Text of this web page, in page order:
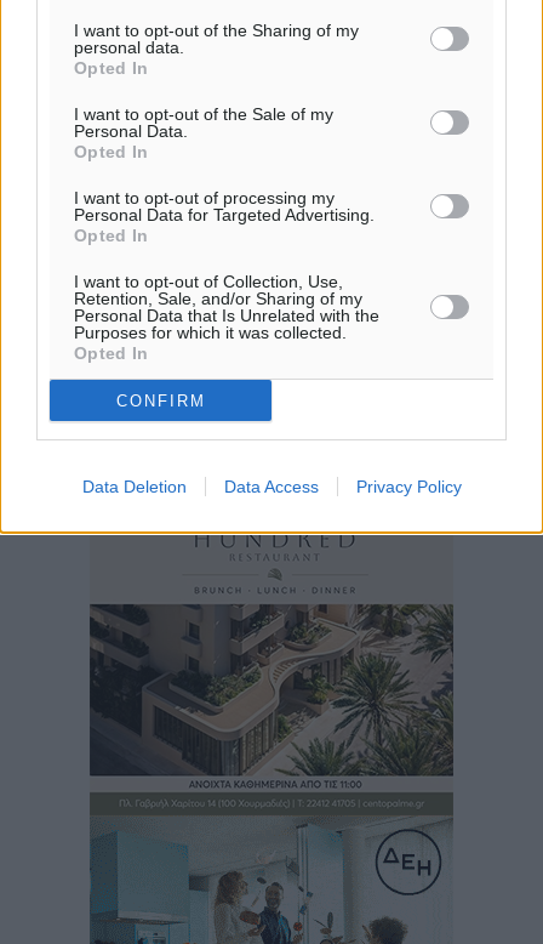
I want to opt-out of the Sharing of my
personal data.
Opted In
I want to opt-out of the Sale of my
Personal Data.
Opted In
I want to opt-out of processing my
Personal Data for Targeted Advertising.
Opted In
I want to opt-out of Collection, Use,
Retention, Sale, and/or Sharing of my
Personal Data that Is Unrelated with the
Purposes for which it was collected.
Opted In
CONFIRM
Data Deletion Data Access Privacy Policy